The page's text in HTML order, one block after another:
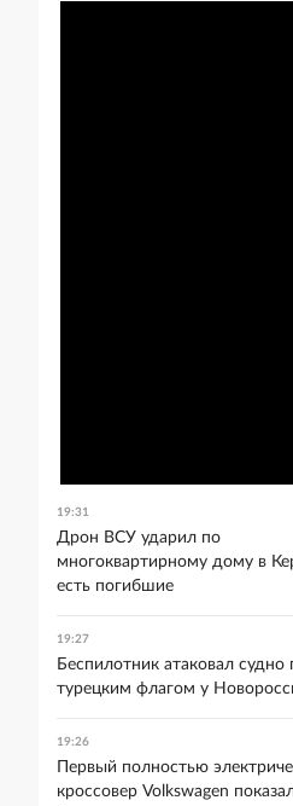
19:31
Дрон ВСУ ударил по
многоквартирному дому в
есть погибшие
19:27
Беспилотник атаковал судно
турецким флагом у
19:26
Первый полностью
кроссовер Volkswagen